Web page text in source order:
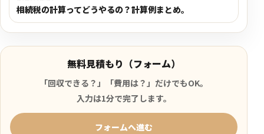
相続税の計算ってどうやるの？計算例まとめ。
無料見積もり（フォーム）
「回収できる？」「費用は？」だけでもOK。
入力は1分で完了します。
フォームへ進む